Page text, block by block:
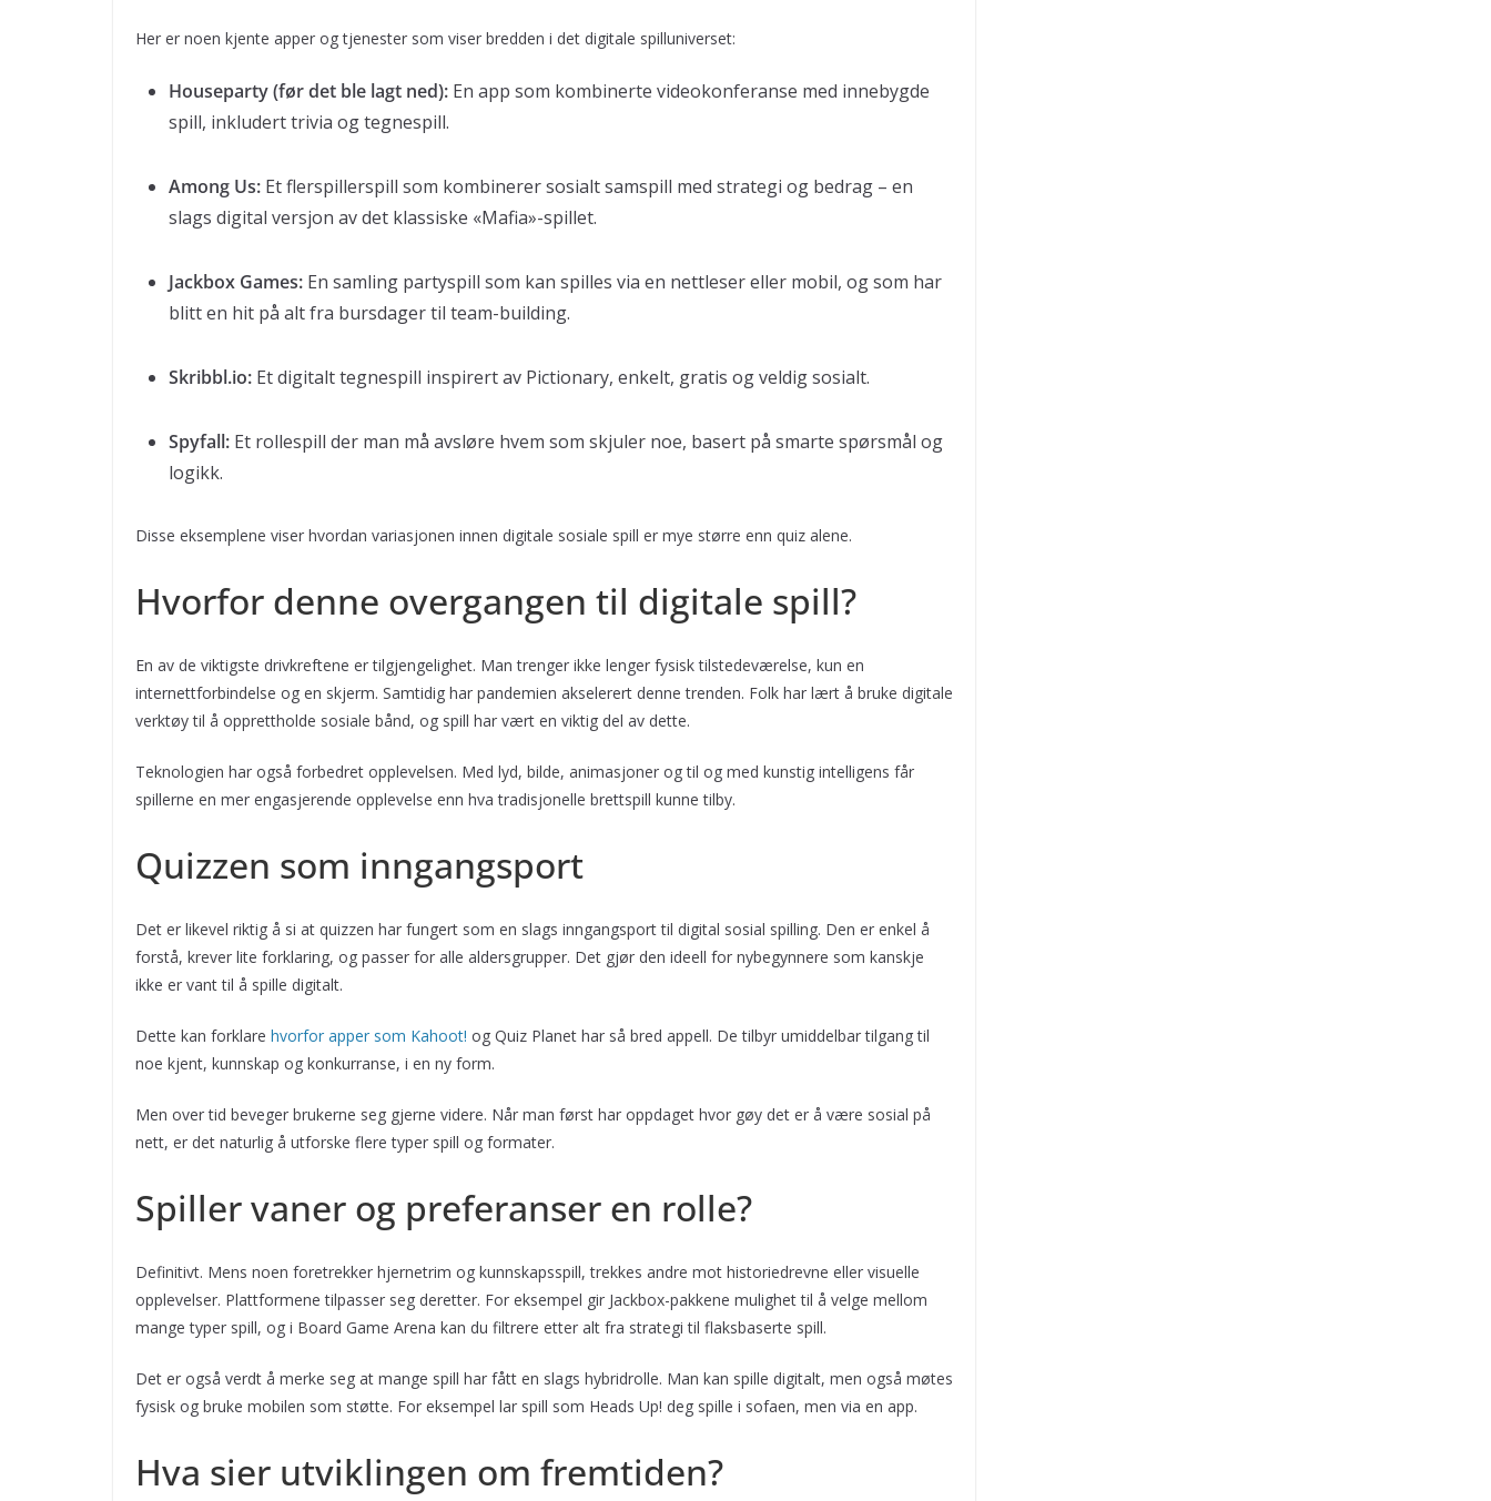
Her er noen kjente apper og tjenester som viser bredden i det digitale spilluniverset:
Houseparty (før det ble lagt ned): En app som kombinerte videokonferanse med innebygde
spill, inkludert trivia og tegnespill.
Among Us: Et flerspillerspill som kombinerer sosialt samspill med strategi og bedrag – en
slags digital versjon av det klassiske «Mafia»-spillet.
Jackbox Games: En samling partyspill som kan spilles via en nettleser eller mobil, og som har
blitt en hit på alt fra bursdager til team-building.
Skribbl.io: Et digitalt tegnespill inspirert av Pictionary, enkelt, gratis og veldig sosialt.
Spyfall: Et rollespill der man må avsløre hvem som skjuler noe, basert på smarte spørsmål og
logikk.
Disse eksemplene viser hvordan variasjonen innen digitale sosiale spill er mye større enn quiz alene.
Hvorfor denne overgangen til digitale spill?
En av de viktigste drivkreftene er tilgjengelighet. Man trenger ikke lenger fysisk tilstedeværelse, kun en
internettforbindelse og en skjerm. Samtidig har pandemien akselerert denne trenden. Folk har lært å bruke digitale
verktøy til å opprettholde sosiale bånd, og spill har vært en viktig del av dette.
Teknologien har også forbedret opplevelsen. Med lyd, bilde, animasjoner og til og med kunstig intelligens får
spillerne en mer engasjerende opplevelse enn hva tradisjonelle brettspill kunne tilby.
Quizzen som inngangsport
Det er likevel riktig å si at quizzen har fungert som en slags inngangsport til digital sosial spilling. Den er enkel å
forstå, krever lite forklaring, og passer for alle aldersgrupper. Det gjør den ideell for nybegynnere som kanskje
ikke er vant til å spille digitalt.
Dette kan forklare hvorfor apper som Kahoot! og Quiz Planet har så bred appell. De tilbyr umiddelbar tilgang til
noe kjent, kunnskap og konkurranse, i en ny form.
Men over tid beveger brukerne seg gjerne videre. Når man først har oppdaget hvor gøy det er å være sosial på
nett, er det naturlig å utforske flere typer spill og formater.
Spiller vaner og preferanser en rolle?
Definitivt. Mens noen foretrekker hjernetrim og kunnskapsspill, trekkes andre mot historiedrevne eller visuelle
opplevelser. Plattformene tilpasser seg deretter. For eksempel gir Jackbox-pakkene mulighet til å velge mellom
mange typer spill, og i Board Game Arena kan du filtrere etter alt fra strategi til flaksbaserte spill.
Det er også verdt å merke seg at mange spill har fått en slags hybridrolle. Man kan spille digitalt, men også møtes
fysisk og bruke mobilen som støtte. For eksempel lar spill som Heads Up! deg spille i sofaen, men via en app.
Hva sier utviklingen om fremtiden?